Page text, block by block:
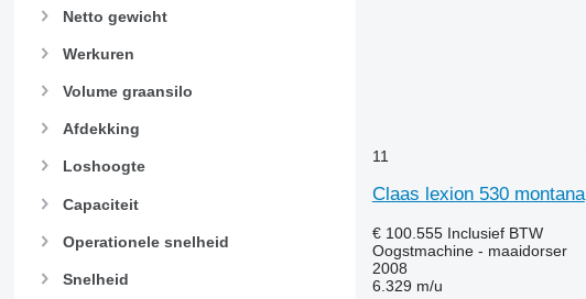
Netto gewicht
Werkuren
Volume graansilo
Afdekking
Loshoogte
Capaciteit
Operationele snelheid
Snelheid
11
Claas lexion 530 montana
€ 100.555 Inclusief BTW
Oogstmachine - maaidorser
2008
6.329 m/u